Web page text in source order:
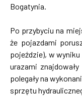
Bogatynia.
Po przybyciu na
że pojazdami
pojeździe), w
urazami
polegały na
sprzętu